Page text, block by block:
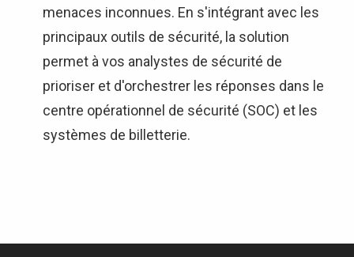
menaces inconnues. En s'intégrant avec les
principaux outils de sécurité, la solution
permet à vos analystes de sécurité de
prioriser et d'orchestrer les réponses dans le
centre opérationnel de sécurité (SOC) et les
systèmes de billetterie.